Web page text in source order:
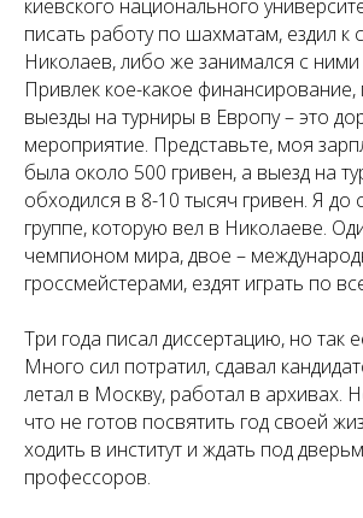
киевского национального
писать работу по шахматам, ездил к
Николаев, либо же занимался с ними
Привлек кое-какое финансирование,
выезды на турниры в Европу – это
мероприятие. Представьте, моя
была около 500 гривен, а выезд на
обходился в 8-10 тысяч гривен. Я
группе, которую вел в Николаеве.
чемпионом мира, двое –
гроссмейстерами, ездят играть по
Три года писал диссертацию, но так
Много сил потратил, сдавал
летал в Москву, работал в архивах.
что не готов посвятить год своей
ходить в институт и ждать под
профессоров.